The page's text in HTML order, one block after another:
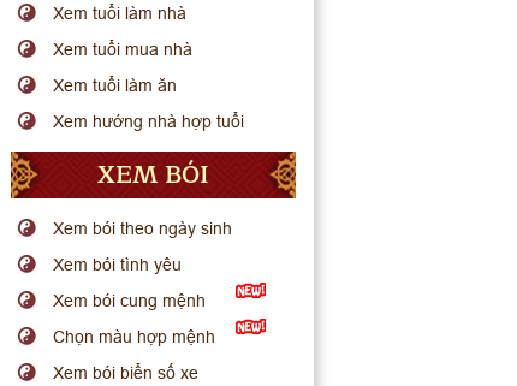
Xem tuổi làm nhà
Xem tuổi mua nhà
Xem tuổi làm ăn
Xem hướng nhà hợp tuổi
XEM BÓI
Xem bói theo ngày sinh
Xem bói tình yêu
Xem bói cung mệnh
Chọn màu hợp mệnh
Xem bói biển số xe